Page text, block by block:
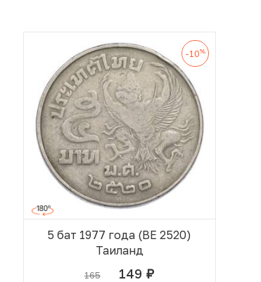
-10%
5 бат 1977 года (BE 2520)
Таиланд
165 149 руб.